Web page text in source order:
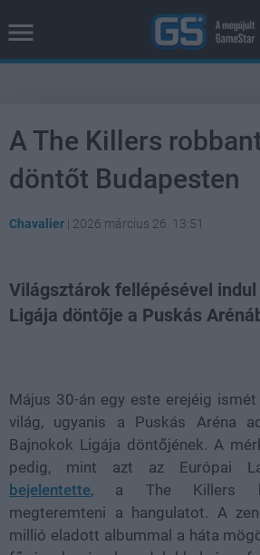
A The Killers
döntőt Budapesten
Chavalier | 2026 március 26. 13:51
Világsztárok fellépésével
Ligája döntője a Puskás
Május 30-án egy este erejéig
világ, ugyanis a Puskás Aréna
Bajnokok Ligája döntőjének. A
pedig, mint azt az Európai
bejelentette, a The Killers
megteremteni a hangulatot. A
millió eladott albummal a háta